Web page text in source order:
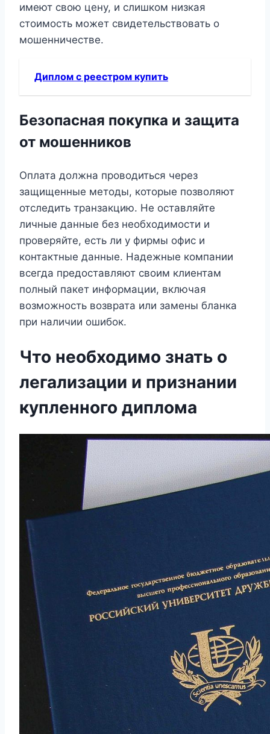
имеют свою цену, и слишком низкая
стоимость может свидетельствовать о
мошенничестве.
Диплом с реестром купить
Безопасная покупка и защита
от мошенников
Оплата должна проводиться через
защищенные методы, которые позволяют
отследить транзакцию. Не оставляйте
личные данные без необходимости и
проверяйте, есть ли у фирмы офис и
контактные данные. Надежные компании
всегда предоставляют своим клиентам
полный пакет информации, включая
возможность возврата или замены бланка
при наличии ошибок.
Что необходимо знать о
легализации и признании
купленного диплома